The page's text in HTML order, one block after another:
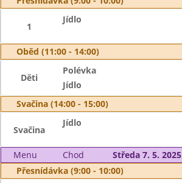
1
Jídlo
Oběd (11:00 - 14:00)
Děti
Polévka
Jídlo
Svačina (14:00 - 15:00)
Svačina
Jídlo
Menu Chod
Středa 7. 5. 2025
Přesnídávka (9:00 - 10:00)